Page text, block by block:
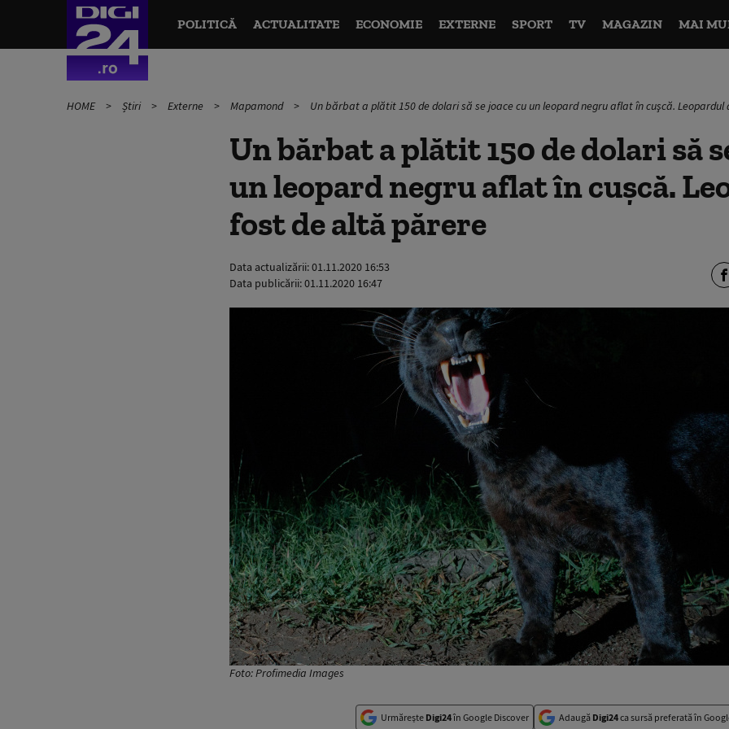
POLITICĂ ACTUALITATE ECONOMIE EXTERNE SPORT TV MAGAZIN MAI
HOME Știri Externe Mapamond Un bărbat a plătit 150 de dolari să se joace cu un leopard negru aflat în cuşcă.
Un bărbat a plătit 150 de dolari să
un leopard negru aflat în cuşcă.
fost de altă părere
Data actualizării:01.11.2020 16:53
Data publicării:01.11.2020 16:47
Foto: Profimedia Images
Urmărește Digi24în Google Discover Adaugă Digi24ca sursă preferată în